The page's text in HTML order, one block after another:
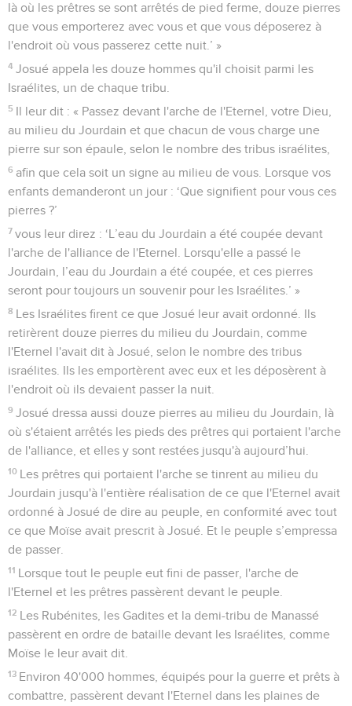
là où les prêtres se sont arrêtés de pied ferme, douze pierres
que vous emporterez avec vous et que vous déposerez à
l'endroit où vous passerez cette nuit.’ »
4 Josué appela les douze hommes qu'il choisit parmi les
Israélites, un de chaque tribu.
5 Il leur dit : « Passez devant l'arche de l'Eternel, votre Dieu,
au milieu du Jourdain et que chacun de vous charge une
pierre sur son épaule, selon le nombre des tribus israélites,
6 afin que cela soit un signe au milieu de vous. Lorsque vos
enfants demanderont un jour : ‘Que signifient pour vous ces
pierres ?’
7 vous leur direz : ‘L’eau du Jourdain a été coupée devant
l'arche de l'alliance de l'Eternel. Lorsqu'elle a passé le
Jourdain, l’eau du Jourdain a été coupée, et ces pierres
seront pour toujours un souvenir pour les Israélites.’ »
8 Les Israélites firent ce que Josué leur avait ordonné. Ils
retirèrent douze pierres du milieu du Jourdain, comme
l'Eternel l'avait dit à Josué, selon le nombre des tribus
israélites. Ils les emportèrent avec eux et les déposèrent à
l'endroit où ils devaient passer la nuit.
9 Josué dressa aussi douze pierres au milieu du Jourdain, là
où s'étaient arrêtés les pieds des prêtres qui portaient l'arche
de l'alliance, et elles y sont restées jusqu'à aujourd’hui.
10 Les prêtres qui portaient l'arche se tinrent au milieu du
Jourdain jusqu'à l'entière réalisation de ce que l'Eternel avait
ordonné à Josué de dire au peuple, en conformité avec tout
ce que Moïse avait prescrit à Josué. Et le peuple s’empressa
de passer.
11 Lorsque tout le peuple eut fini de passer, l'arche de
l'Eternel et les prêtres passèrent devant le peuple.
12 Les Rubénites, les Gadites et la demi-tribu de Manassé
passèrent en ordre de bataille devant les Israélites, comme
Moïse le leur avait dit.
13 Environ 40'000 hommes, équipés pour la guerre et prêts à
combattre, passèrent devant l'Eternel dans les plaines de